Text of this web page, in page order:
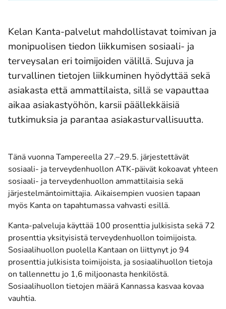
Kelan Kanta-palvelut mahdollistavat toimivan ja
monipuolisen tiedon liikkumisen sosiaali- ja
terveysalan eri toimijoiden välillä. Sujuva ja
turvallinen tietojen liikkuminen hyödyttää sekä
asiakasta että ammattilaista, sillä se vapauttaa
aikaa asiakastyöhön, karsii päällekkäisiä
tutkimuksia ja parantaa asiakasturvallisuutta.
Tänä vuonna Tampereella 27.–29.5. järjestettävät
sosiaali- ja terveydenhuollon ATK-päivät kokoavat yhteen
sosiaali- ja terveydenhuollon ammattilaisia sekä
järjestelmäntoimittajia. Aikaisempien vuosien tapaan
myös Kanta on tapahtumassa vahvasti esillä.
Kanta-palveluja käyttää 100 prosenttia julkisista sekä 72
prosenttia yksityisistä terveydenhuollon toimijoista.
Sosiaalihuollon puolella Kantaan on liittynyt jo 94
prosenttia julkisista toimijoista, ja sosiaalihuollon tietoja
on tallennettu jo 1,6 miljoonasta henkilöstä.
Sosiaalihuollon tietojen määrä Kannassa kasvaa kovaa
vauhtia.